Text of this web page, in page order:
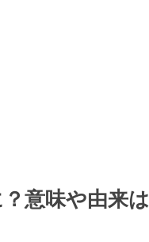
意味や由来は